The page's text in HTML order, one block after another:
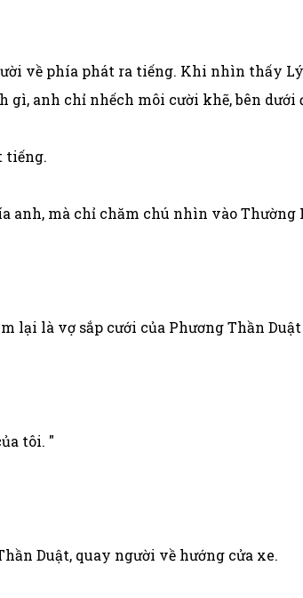
về phía phát ra tiếng. Khi nhìn thấy
gì, anh chỉ nhếch môi cười khẽ, bên
tiếng.
anh, mà chỉ chăm chú nhìn vào Thường
lại là vợ sắp cưới của Phương Thần Duật
tôi. "
Duật, quay người về hướng cửa xe.